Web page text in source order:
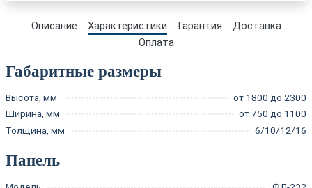
Описание Характеристики Гарантия
Доставка
Оплата
Габаритные размеры
Высота, мм
от 1800 до 2300
Ширина, мм
от 750 до 1100
Толщина, мм
6/10/12/16
Панель